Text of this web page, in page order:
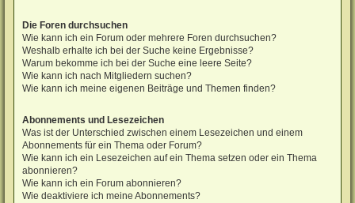
Die Foren durchsuchen
Wie kann ich ein Forum oder mehrere Foren durchsuchen?
Weshalb erhalte ich bei der Suche keine Ergebnisse?
Warum bekomme ich bei der Suche eine leere Seite?
Wie kann ich nach Mitgliedern suchen?
Wie kann ich meine eigenen Beiträge und Themen finden?
Abonnements und Lesezeichen
Was ist der Unterschied zwischen einem Lesezeichen und einem
Abonnements für ein Thema oder Forum?
Wie kann ich ein Lesezeichen auf ein Thema setzen oder ein Thema
abonnieren?
Wie kann ich ein Forum abonnieren?
Wie deaktiviere ich meine Abonnements?